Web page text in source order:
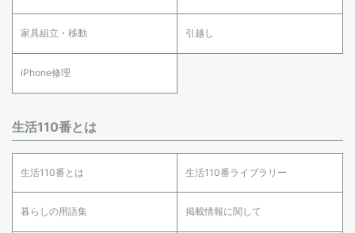
家具組立・移動 引越し
iPhone修理
生活110番とは
生活110番とは 生活110番ライブラリー
暮らしの用語集 掲載情報に関して